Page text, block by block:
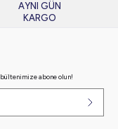
AYNI GÜN
KARGO
abone olun!